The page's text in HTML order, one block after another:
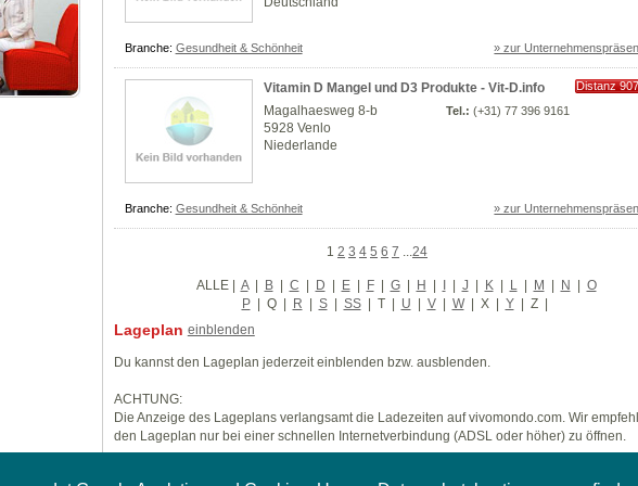
Branche: Gesundheit & Schönheit » zur
Vitamin D Mangel und D3 Produkte - Vit-D.info
Distanz
Magalhaesweg 8-b
5928 Venlo
Niederlande
Tel.: (+31) 77 396 9161
Branche: Gesundheit & Schönheit » zur
1 2 3 4 5 6 7 24
ALLE| A | B | C | D | E | F | G | H | I | J | K | L | M | N | O
P | Q | R | S | SS | T | U | V | W | X | Y | Z |
Lageplan einblenden
Du kannst den Lageplan jederzeit einblenden bzw. ausblenden.
ACHTUNG:
Die Anzeige des Lageplans verlangsamt die Ladezeiten auf vivomondo.com. Wir
den Lageplan nur bei einer schnellen Internetverbindung (ADSL oder höher) zu öffnen.